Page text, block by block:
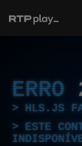
ERRO
HLS.JS
ESTE